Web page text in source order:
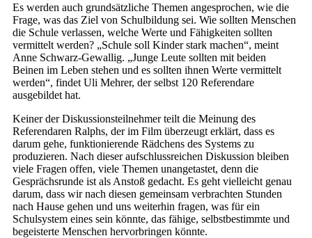
Es werden auch grundsätzliche Themen angesprochen, wie die
Frage, was das Ziel von Schulbildung sei. Wie sollten Menschen
die Schule verlassen, welche Werte und Fähigkeiten sollten
vermittelt werden? „Schule soll Kinder stark machen“, meint
Anne Schwarz-Gewallig. „Junge Leute sollten mit beiden
Beinen im Leben stehen und es sollten ihnen Werte vermittelt
werden“, findet Uli Mehrer, der selbst 120 Referendare
ausgebildet hat.
Keiner der Diskussionsteilnehmer teilt die Meinung des
Referendaren Ralphs, der im Film überzeugt erklärt, dass es
darum gehe, funktionierende Rädchens des Systems zu
produzieren. Nach dieser aufschlussreichen Diskussion bleiben
viele Fragen offen, viele Themen unangetastet, denn die
Gesprächsrunde ist als Anstoß gedacht. Es geht vielleicht genau
darum, dass wir nach diesen gemeinsam verbrachten Stunden
nach Hause gehen und uns weiterhin fragen, was für ein
Schulsystem eines sein könnte, das fähige, selbstbestimmte und
begeisterte Menschen hervorbringen könnte.